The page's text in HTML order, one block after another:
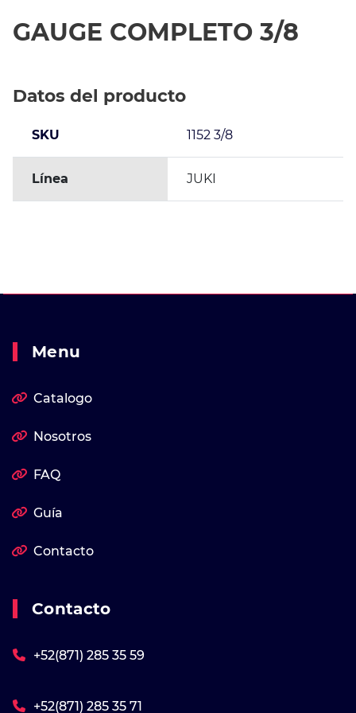
GAUGE COMPLETO 3/8
Datos del producto
SKU 1152 3/8
Línea JUKI
Menu
Catalogo
Nosotros
FAQ
Guía
Contacto
Contacto
+52(871) 285 35 59
+52(871) 285 35 71